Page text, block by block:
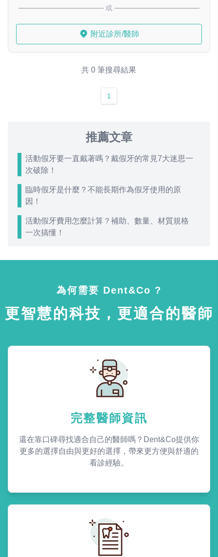
或
附近診所/醫師
共 0 筆搜尋結果
1
推薦文章
活動假牙要一直戴著嗎？戴假牙的常見7大迷思一
次破除！
臨時假牙是什麼？不能長期作為假牙使用的原
因！
活動假牙費用怎麼計算？補助、數量、材質規格
一次搞懂！
為何需要 Dent&Co ?
更智慧的科技，更適合的醫師
完整醫師資訊
還在靠口碑尋找適合自己的醫師嗎？Dent&Co提供你
更多的選擇自由與更好的選擇，帶來更方便與舒適的
看診經驗。